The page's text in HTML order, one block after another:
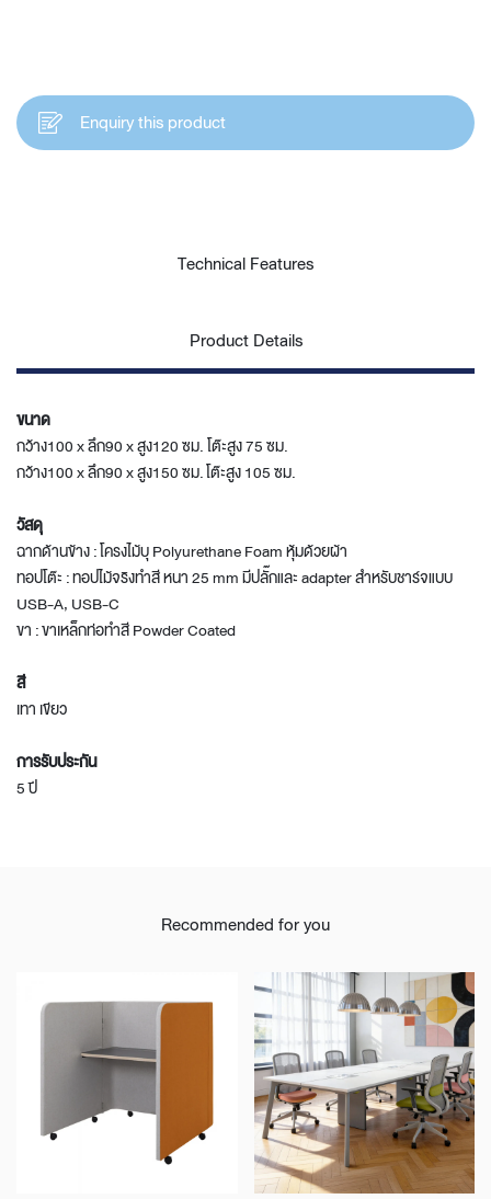
Enquiry this product
Technical Features
Product Details
ขนาด
กว้าง100 x ลึก90 x สูง120 ซม. โต๊ะสูง 75 ซม.
กว้าง100 x ลึก90 x สูง150 ซม. โต๊ะสูง 105 ซม.
วัสดุ
ฉากด้านข้าง : โครงไม้บุ Polyurethane Foam หุ้มด้วยผ้า
ทอปโต๊ะ : ทอปไม้จริงทำสี หนา 25 mm มีปลั๊กและ adapter สำหรับชาร์จแบบ
USB-A, USB-C
ขา : ขาเหล็กท่อทำสี Powder Coated
สี
เทา เขียว
การรับประกัน
5 ปี
Recommended for you